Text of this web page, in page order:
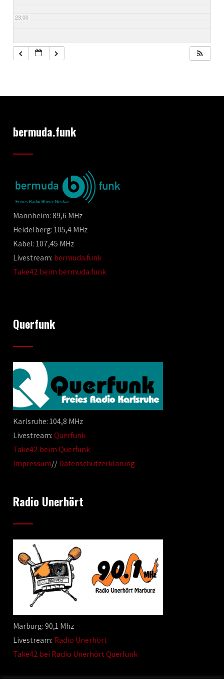
23:00
bermuda.funk
Mannheim: 89,6 MHz
Heidelberg: 105,4 MHz
Kabel: 107,45 MHz
Livestream: bermuda.funk
Take42 beim bermuda.funk
Querfunk
Karlsruhe: 104,8 MHz
Livestream:Querfunk
Take42 beim Querfunk
Impressum//Datenschutzerklärung
Radio Unerhört
Marburg: 90,1 Mhz
Livestream: Radio Unerhört
Take42 bei Radio Unerhört Querfunk